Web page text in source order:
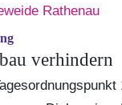
verhindern